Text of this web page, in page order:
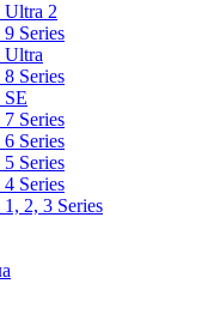
2
Series
Ultra
Series
Series
Series
Series
Series
2, 3 Series